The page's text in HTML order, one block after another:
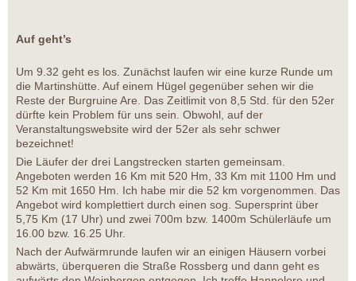
Auf geht’s
Um 9.32 geht es los. Zunächst laufen wir eine kurze Runde um
die Martinshütte. Auf einem Hügel gegenüber sehen wir die
Reste der Burgruine Are. Das Zeitlimit von 8,5 Std. für den 52er
dürfte kein Problem für uns sein. Obwohl, auf der
Veranstaltungswebsite wird der 52er als sehr schwer
bezeichnet!
Die Läufer der drei Langstrecken starten gemeinsam.
Angeboten werden 16 Km mit 520 Hm, 33 Km mit 1100 Hm und
52 Km mit 1650 Hm. Ich habe mir die 52 km vorgenommen. Das
Angebot wird komplettiert durch einen sog. Supersprint über
5,75 Km (17 Uhr) und zwei 700m bzw. 1400m Schülerläufe um
16.00 bzw. 16.25 Uhr.
Nach der Aufwärmrunde laufen wir an einigen Häusern vorbei
abwärts, überqueren die Straße Rossberg und dann geht es